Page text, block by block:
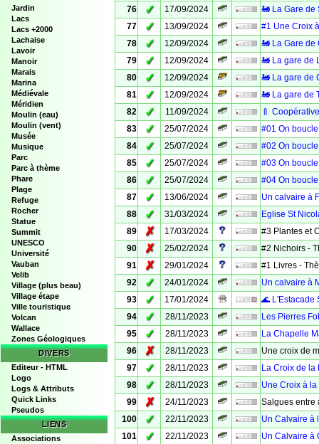
Jardin
Lacs
Lacs +2000
Lachaise
Lavoir
Manoir
Marais
Marina
Médiévale
Méridien
Moulin (eau)
Moulin (vent)
Musée
Musique
Parc
Parc à thème
Phare
Plage
Refuge
Rocher
Statue
Summit
UNESCO
Université
Vauban
Velib
Village (plus beau)
Village étape
Ville touristique
Volcan
Wallace
Zones Géologiques
DIVERS
Editeur - HTML
Logo
Logs & Attributs
Quick Links
Pseudos
LIENS
Associations
76
✓ 17/09/2024
🚂 La Gare de
77
✓ 13/09/2024
#1 Une Croix
78
✓ 12/09/2024
🚂 La Gare de
79
✓ 12/09/2024
🚂 La gare de
80
✓ 12/09/2024
🚂 La gare de
81
✓ 12/09/2024
🚂 La gare de
82
✓ 11/09/2024
🍼
83
✓ 25/07/2024
#01 On
84
✓ 25/07/2024
#02 On
85
✓ 25/07/2024
#03 On
86
✓ 25/07/2024
#04 On
87
✓ 13/06/2024
Un calvaire à
88
✓ 31/03/2024
Eglise St
89
✗ 17/03/2024
#3 Plantes et
90
✗ 25/02/2024
#2 Nichoirs -
91
✗ 29/01/2024
#1 Livres -
92
✓ 24/01/2024
Un calvaire à
93
✓ 17/01/2024
🌊 L'Estacade
94
✓ 28/11/2023
Les Pierres
95
✓ 28/11/2023
La Chapelle
96
✗ 28/11/2023
Une croix de
97
✓ 28/11/2023
La Croix de la
98
✓ 28/11/2023
Une Croix à
99
✗ 24/11/2023
Salgues entre
100
✓ 22/11/2023
Un Calvaire à
101
✓ 22/11/2023
Un Calvaire à